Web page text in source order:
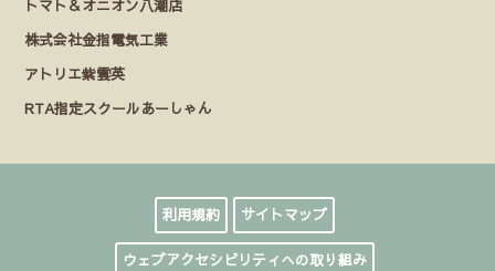
トマト＆オニオン八潮店
株式会社金指電気工業
アトリエ紫雲英
RTA指定スクールあーしゃん
利用規約 サイトマップ
ウェブアクセシビリティへの取り組み